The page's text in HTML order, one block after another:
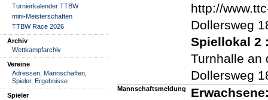
Turnierkalender TTBW
mini-Meisterschaften
TTBW Race 2026
Archiv
Wettkampfarchiv
Vereine
Adressen, Mannschaften,
Spieler, Ergebnisse
Spieler
http://
Dollersweg
Spiellokal 2
Turnhalle an
Dollersweg
Mannschaftsmeldung